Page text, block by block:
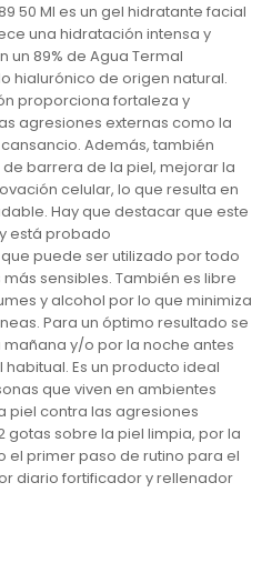
50 Ml es un gel hidratante facial
una hidratación intensa y
un 89% de Agua Termal
hialurónico de origen natural.
proporciona fortaleza y
agresiones externas como la
Además, también
barrera de la piel, mejorar la
celular, lo que resulta en
Hay que destacar que este
está probado
puede ser utilizado por todo
sensibles. También es libre
y alcohol por lo que minimiza
Para un óptimo resultado se
y/o por la noche antes
Es un producto ideal
que viven en ambientes
piel contra las agresiones
gotas sobre la piel limpia, por la
el primer paso de rutino para el
diario fortificador y rellenador